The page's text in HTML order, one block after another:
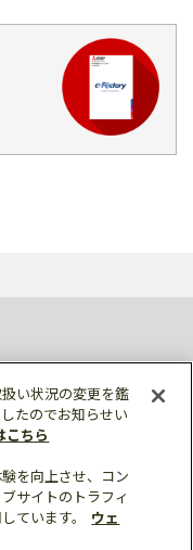
あたって
い状況の変更を鑑
たのでお知らせい
こちら
を向上させ、コン
サイトのトラフィ
ています。
ウェ